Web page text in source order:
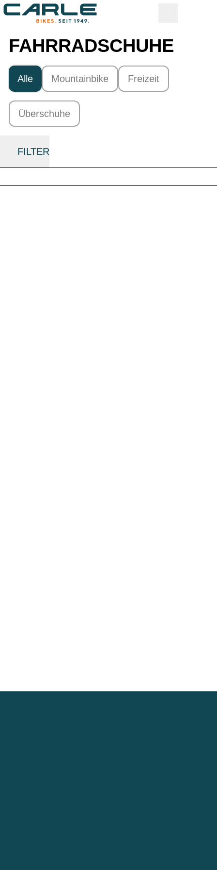
FAHRRAD­SCHUHE
Alle Mountainbike Freizeit
Überschuhe
FILTER